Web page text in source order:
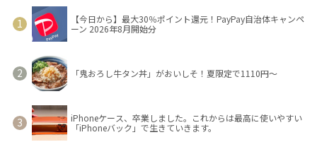
【今日から】最大30％ポイント還元！PayPay自治体キャンペ
ーン 2026年8月開始分
「鬼おろし牛タン丼」がおいしそ！夏限定で1110円～
iPhoneケース、卒業しました。これからは最高に使いやすい
「iPhoneバック」で生きていきます。